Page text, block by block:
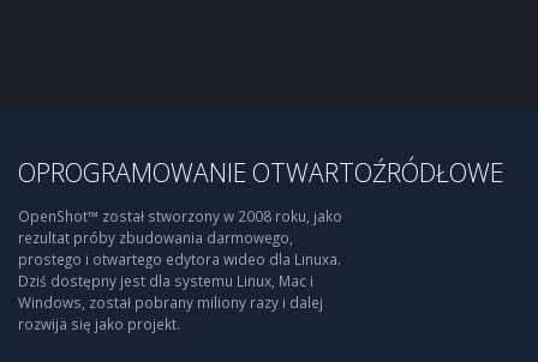
OPROGRAMOWANIE OTWARTOŹRÓDŁOWE
OpenShot™ został stworzony w 2008 roku, jako
rezultat próby zbudowania darmowego,
prostego i otwartego edytora wideo dla Linuxa.
Dziś dostępny jest dla systemu Linux, Mac i
Windows, został pobrany miliony razy i dalej
rozwija się jako projekt.